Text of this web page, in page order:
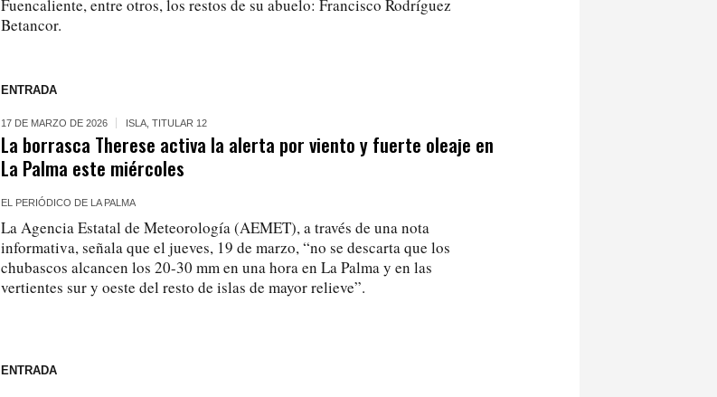
Fuencaliente, entre otros, los restos de su abuelo: Francisco Rodríguez
Betancor.
ENTRADA
17 DE MARZO DE 2026 ISLA ,TITULAR 12
La borrasca Therese activa la alerta por viento y fuerte oleaje en
La Palma este miércoles
EL PERIÓDICO DE LA PALMA
La Agencia Estatal de Meteorología (AEMET), a través de una nota
informativa, señala que el jueves, 19 de marzo, “no se descarta que los
chubascos alcancen los 20-30 mm en una hora en La Palma y en las
vertientes sur y oeste del resto de islas de mayor relieve”.
ENTRADA